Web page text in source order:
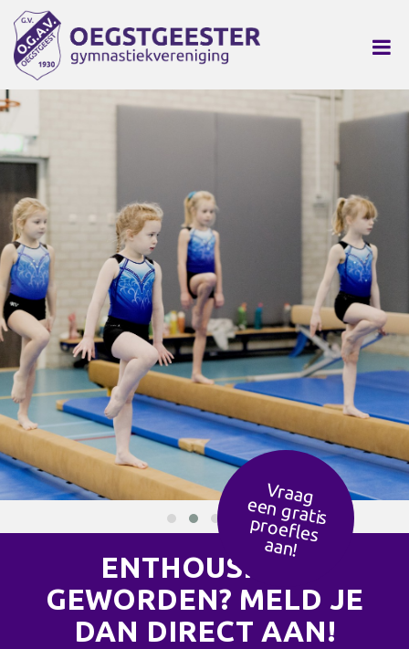
Vraag
een g
ratis
p
ro
efles
aan!
ENTHOUSIAST
GEWORDEN? MELD JE
DAN DIRECT AAN!